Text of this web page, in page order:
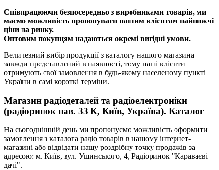
Співпрацюючи безпосередньо з виробниками товарів, ми
маємо можливість пропонувати нашим клієнтам найнижчі
ціни на ринку.
Оптовим покупцям надаються окремі вигідні умови.
Величезний вибір продукції з каталогу нашого магазина
завжди представлений в наявності, тому наші клієнти
отримують свої замовлення в будь-якому населеному пункті
України в самі короткі терміни.
Магазин радіодеталей та радіоелектроніки
(радіоринок пав. 33 К, Київ, Україна). Каталог
На сьогоднішній день ми пропонуємо можливість оформити
замовлення з каталога радіо товарів в нашому інтернет-
магазині або відвідати нашу роздрібну точку продажів за
адресою: м. Київ, вул. Ушинського, 4, Радіоринок "Караваєві
дачі".